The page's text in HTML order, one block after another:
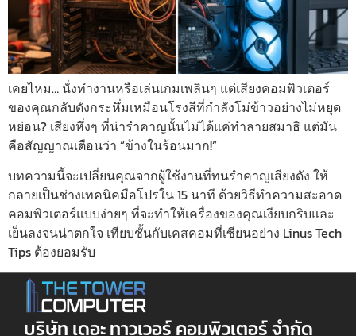
เคยไหม… นั่งทำงานหรือเล่นเกมเพลินๆ แต่เสียงคอมพิวเตอร์
ของคุณกลับดังกระหึ่มเหมือนโรงสีที่กำลังโม่ข้าวอย่างไม่หยุด
หย่อน? เสียงหึ่งๆ ที่น่ารำคาญนั้นไม่ได้แค่ทำลายสมาธิ แต่มัน
คือสัญญาณเตือนว่า “ข้างในร้อนมาก!”
บทความนี้จะเปลี่ยนคุณจากผู้ใช้งานที่ทนรำคาญเสียงดัง ให้
กลายเป็นช่างเทคนิคมือโปรใน 15 นาที ด้วยวิธีทำความสะอาด
คอมพิวเตอร์แบบง่ายๆ ที่จะทำให้เครื่องของคุณเงียบกริบและ
เย็นลงจนน่าตกใจ เทียบชั้นกับเคสคอมที่เซียนอย่าง Linus Tech
Tips ต้องยอมรับ
บริษัท เดอะ ทาวเวอร์ คอมพิวเตอร์ จำกัด